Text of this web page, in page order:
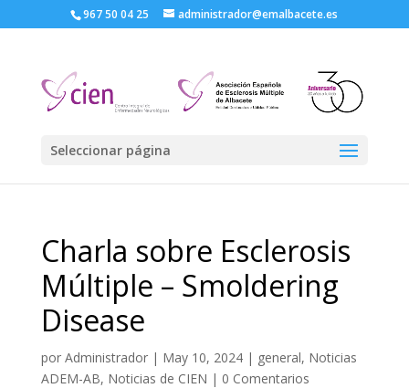
967 50 04 25 administrador@emalbacete.es
Seleccionar página
Charla sobre Esclerosis
Múltiple – Smoldering
Disease
por Administrador| May 10, 2024| general, Noticias
ADEM-AB, Noticias de CIEN | 0 Comentarios